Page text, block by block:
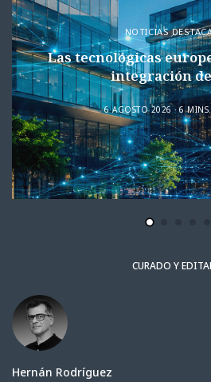
NOTICIAS
Las tecnológicas
integración
6 AGOSTO 2026 6
CURADO Y
Hernán Rodríguez